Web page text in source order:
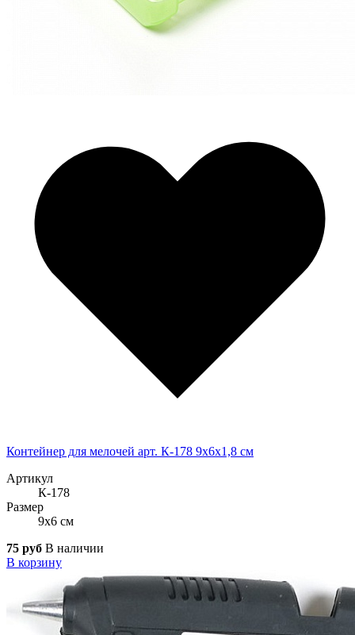
Контейнер для мелочей арт. К-178 9x6x1,8 см
Артикул
К-178
Размер
9x6 см
75 руб В наличии
В корзину